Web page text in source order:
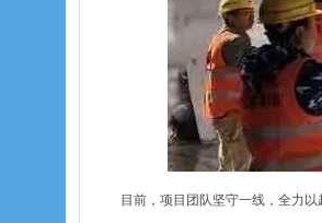
目前，项目团队坚守一线，全力以